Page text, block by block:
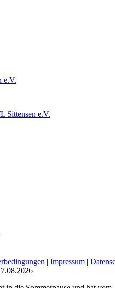
e.V.
Sittensen e.V.
| Impressum |